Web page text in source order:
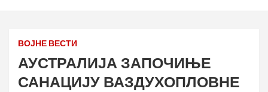
ВОЈНЕ ВЕСТИ
АУСТРАЛИЈА ЗАПОЧИЊЕ
САНАЦИЈУ ВАЗДУХОПЛОВНЕ